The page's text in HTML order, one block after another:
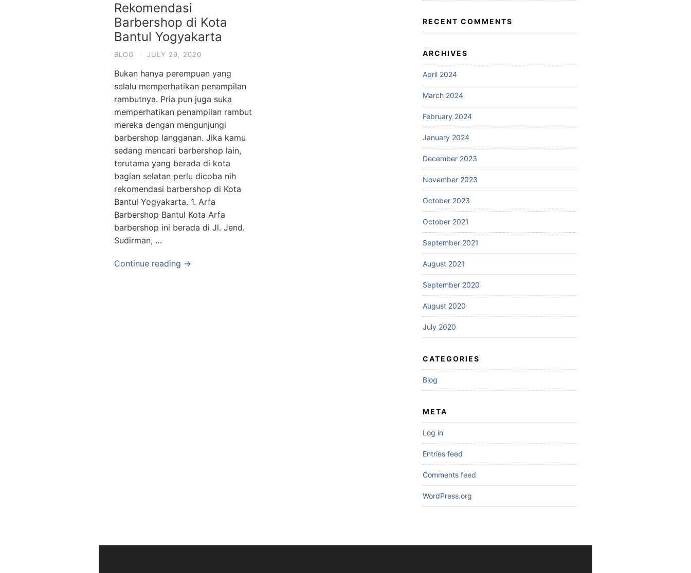
Rekomendasi
Barbershop di Kota
Bantul Yogyakarta
BLOG · JULY 29, 2020
Bukan hanya perempuan yang
selalu memperhatikan penampilan
rambutnya. Pria pun juga suka
memperhatikan penampilan rambut
mereka dengan mengunjungi
barbershop langganan. Jika kamu
sedang mencari barbershop lain,
terutama yang berada di kota
bagian selatan perlu dicoba nih
rekomendasi barbershop di Kota
Bantul Yogyakarta. 1. Arfa
Barbershop Bantul Kota Arfa
barbershop ini berada di Jl. Jend.
Sudirman, …
Continue reading →
RECENT COMMENTS
ARCHIVES
April 2024
March 2024
February 2024
January 2024
December 2023
November 2023
October 2023
October 2021
September 2021
August 2021
September 2020
August 2020
July 2020
CATEGORIES
Blog
META
Log in
Entries feed
Comments feed
WordPress.org